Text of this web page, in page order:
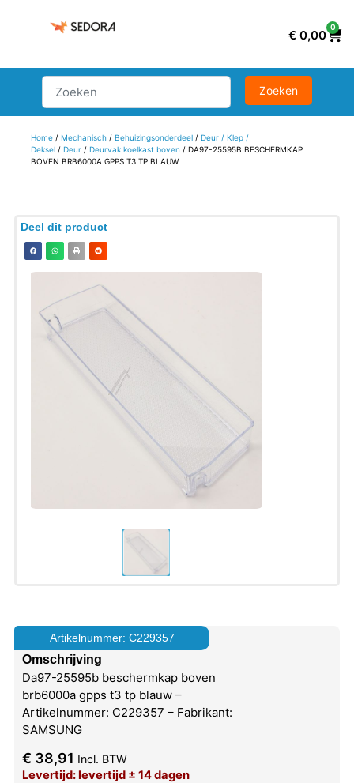
€ 0,00
0
Home/ Mechanisch/ Behuizingsonderdeel/ Deur / Klep /
Deksel/ Deur/ Deurvak koelkast boven / DA97-25595B BESCHERMKAP
BOVEN BRB6000A GPPS T3 TP BLAUW
Deel dit product
Artikelnummer: C229357
Omschrijving
Da97-25595b beschermkap boven
brb6000a gpps t3 tp blauw –
Artikelnummer: C229357 – Fabrikant:
SAMSUNG
€ 38,91 Incl. BTW
Levertijd: levertijd ± 14 dagen